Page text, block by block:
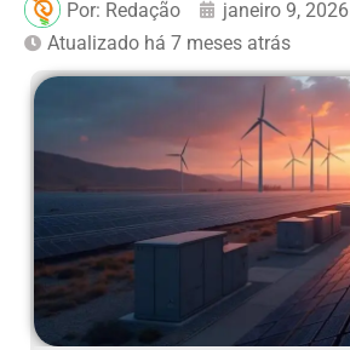
Por: Redação janeiro 9, 2026
Atualizado há 7 meses atrás